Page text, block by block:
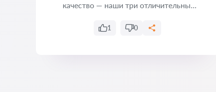
качество — наши три отличительны...
1 0